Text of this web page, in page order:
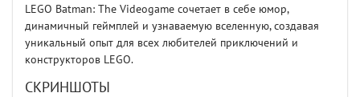
LEGO Batman: The Videogame сочетает в себе юмор,
динамичный геймплей и узнаваемую вселенную, создавая
уникальный опыт для всех любителей приключений и
конструкторов LEGO.
СКРИНШОТЫ